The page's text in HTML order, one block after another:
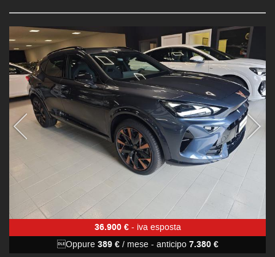
36.900 €- iva esposta
Oppure 389 €/ mese- anticipo 7.380 €